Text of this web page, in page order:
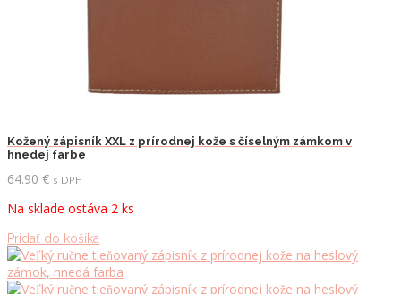
Kožený zápisník XXL z prírodnej kože s číselným zámkom v
hnedej farbe
64.90 € s DPH
Na sklade ostáva 2 ks
Pridať do košíka